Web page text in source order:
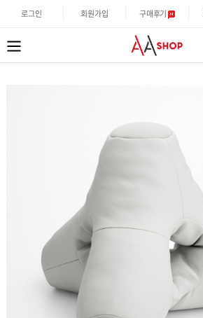
로그인 회원가입 구매후기
류